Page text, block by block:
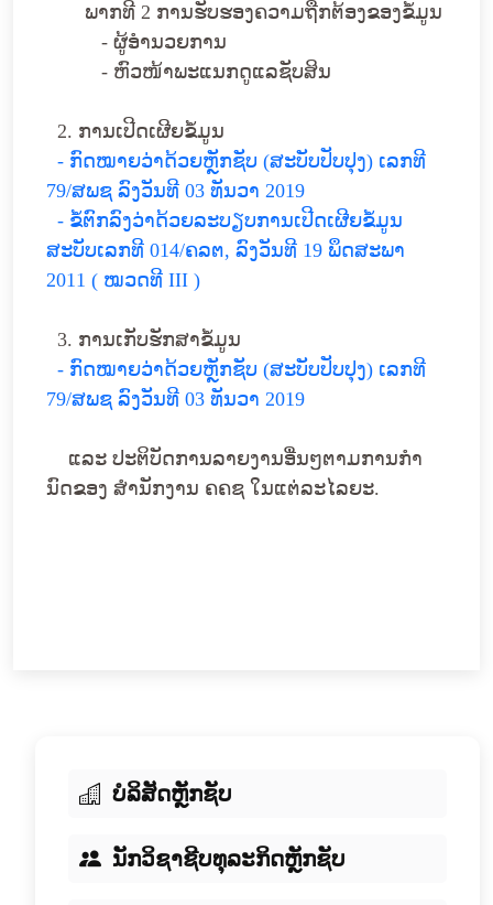
ພາກທີ 2 ການຮັບຮອງຄວາມຖືກຕ້ອງຂອງຂໍ້ມູນ
- ຜູ້ອໍານວຍການ
- ຫົວໜ້າພະແນກດູແລຊັບສິນ
2. ການເປີດເຜີຍຂໍ້ມູນ
- ກົດໝາຍວ່າດ້ວຍຫຼັກຊັບ (ສະບັບປັບປຸງ) ເລກທີ
79/ສພຊ ລົງວັນທີ 03 ທັນວາ 2019
- ຂໍ້ຕົກລົງວ່າດ້ວຍລະບຽບການເປີດເຜີຍຂໍ້ມູນ
ສະບັບເລກທີ 014/ຄລຕ, ລົງວັນທີ 19 ພຶດສະພາ
2011 ( ໝວດທີ III )
3. ການເກັບຮັກສາຂໍ້ມູນ
- ກົດໝາຍວ່າດ້ວຍຫຼັກຊັບ (ສະບັບປັບປຸງ) ເລກທີ
79/ສພຊ ລົງວັນທີ 03 ທັນວາ 2019
ແລະ ປະຕິບັດການລາຍງານອື່ນໆຕາມການກໍາ
ນົດຂອງ ສໍານັກງານ ຄຄຊ ໃນແຕ່ລະໄລຍະ.
ບໍລິສັດຫຼັກຊັບ
ນັກວິຊາຊີບທຸລະກິດຫຼັກຊັບ